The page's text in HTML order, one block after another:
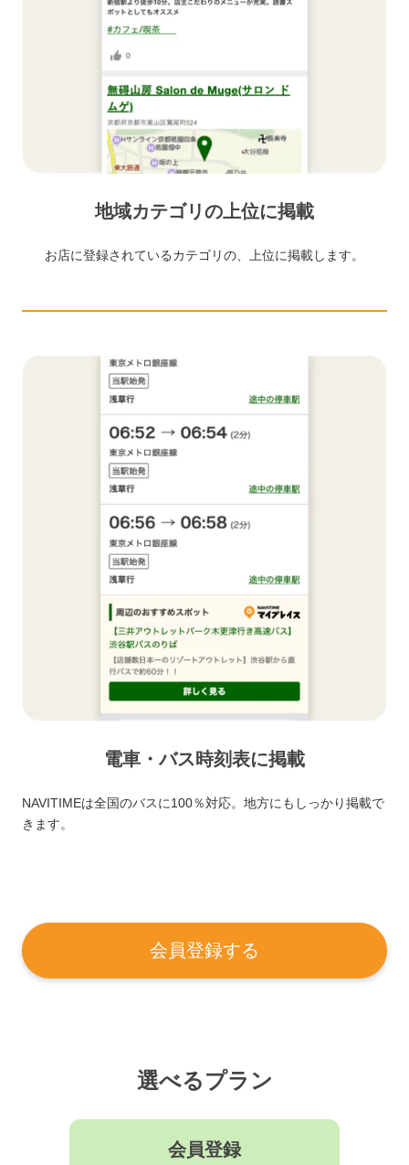
地域カテゴリの上位に掲載
お店に登録されているカテゴリの、上位に掲載します。
電車・バス時刻表に掲載
NAVITIMEは全国のバスに100％対応。地方にもしっかり掲載で
きます。
会員登録する
選べるプラン
会員登録